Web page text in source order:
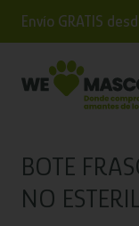
Envío GRATIS
BOTE
NO